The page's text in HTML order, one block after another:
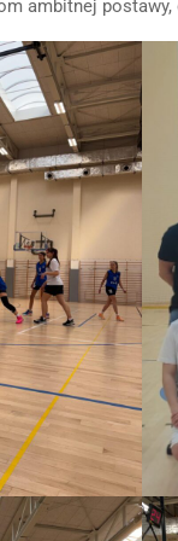
ambitnej